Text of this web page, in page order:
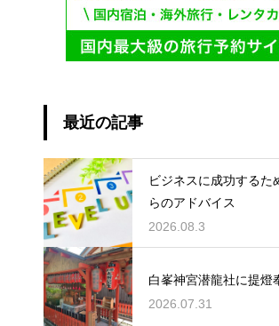
最近の記事
ビジネスに成功するた
らのアドバイス
2026.08.3
白峯神宮潜龍社に提燈
2026.07.31